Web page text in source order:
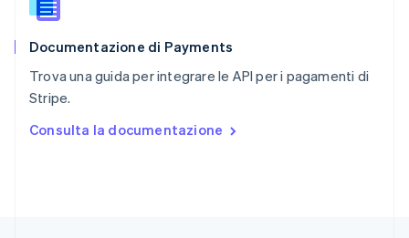
Documentazione di Payments
Trova una guida per integrare le API per i pagamenti di
Stripe.
Consulta la documentazione
Slovacchia
Slovenia
Spagna
Español
English Español简体中文